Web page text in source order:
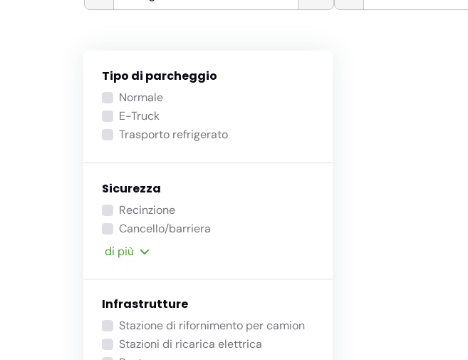
Tipo di parcheggio
Normale
E-Truck
Trasporto refrigerato
Sicurezza
Recinzione
Cancello/barriera
di più
Infrastrutture
Stazione di rifornimento per camion
Stazioni di ricarica elettrica